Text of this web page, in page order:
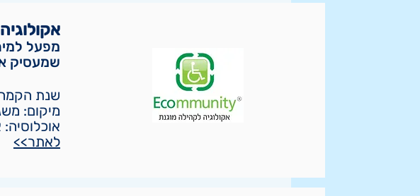
אקולוגיה
מפעל
שמעסיק
שנת הקמה:
מיקום:
לאתר>>